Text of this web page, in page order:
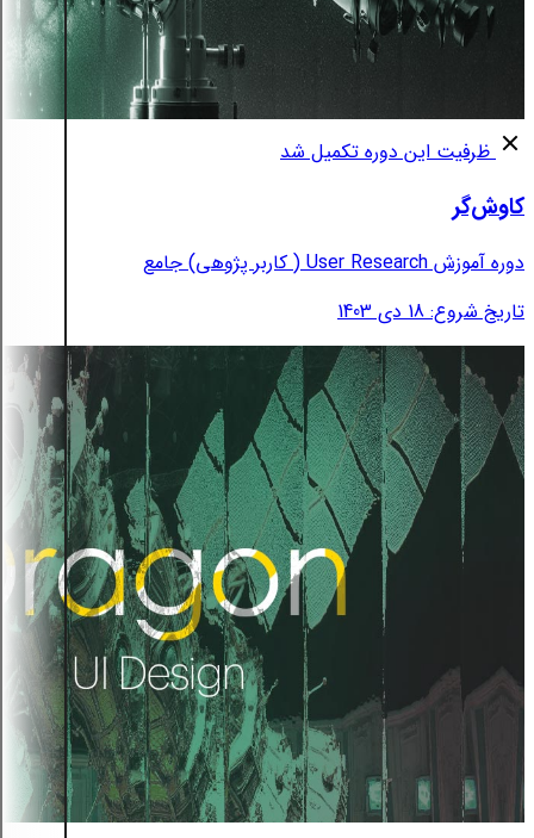
ظرفیت این دوره تکمیل شد
کاوش‌گر
دوره آموزش User Research ( کاربر پژوهی) جامع
تاریخ شروع: 18 دی 1403